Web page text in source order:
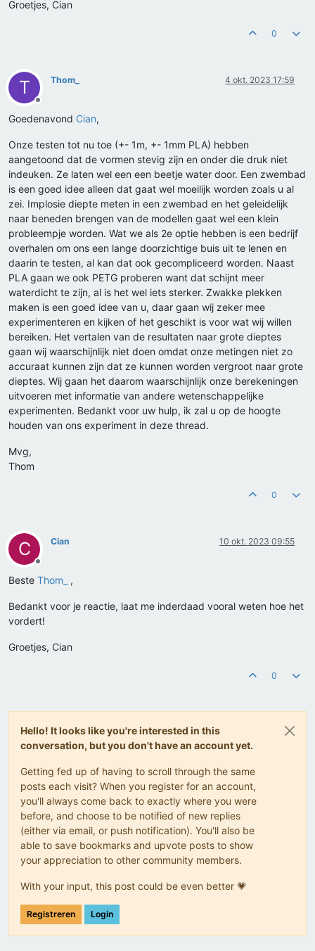
Groetjes, Cian
0
T
Offline
Thom_ 4 okt. 2023 17:59
Goedenavond Cian,
Onze testen tot nu toe (+- 1m, +- 1mm PLA) hebben
aangetoond dat de vormen stevig zijn en onder die druk niet
indeuken. Ze laten wel een een beetje water door. Een zwembad
is een goed idee alleen dat gaat wel moeilijk worden zoals u al
zei. Implosie diepte meten in een zwembad en het geleidelijk
naar beneden brengen van de modellen gaat wel een klein
probleempje worden. Wat we als 2e optie hebben is een bedrijf
overhalen om ons een lange doorzichtige buis uit te lenen en
daarin te testen, al kan dat ook gecompliceerd worden. Naast
PLA gaan we ook PETG proberen want dat schijnt meer
waterdicht te zijn, al is het wel iets sterker. Zwakke plekken
maken is een goed idee van u, daar gaan wij zeker mee
experimenteren en kijken of het geschikt is voor wat wij willen
bereiken. Het vertalen van de resultaten naar grote dieptes
gaan wij waarschijnlijk niet doen omdat onze metingen niet zo
accuraat kunnen zijn dat ze kunnen worden vergroot naar grote
dieptes. Wij gaan het daarom waarschijnlijk onze berekeningen
uitvoeren met informatie van andere wetenschappelijke
experimenten. Bedankt voor uw hulp, ik zal u op de hoogte
houden van ons experiment in deze thread.
Mvg,
Thom
0
C
Offline
Cian 10 okt. 2023 09:55
Beste Thom_ ,
Bedankt voor je reactie, laat me inderdaad vooral weten hoe het
vordert!
Groetjes, Cian
0
Hello! It looks like you're interested in this
conversation, but you don't have an account yet.
Getting fed up of having to scroll through the same
posts each visit? When you register for an account,
you'll always come back to exactly where you were
before, and choose to be notified of new replies
(either via email, or push notification). You'll also be
able to save bookmarks and upvote posts to show
your appreciation to other community members.
With your input, this post could be even better 💗
Registreren Login